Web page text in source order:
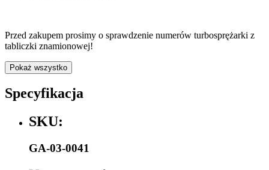
Przed zakupem prosimy o sprawdzenie numerów turbosprężarki z
tabliczki znamionowej!
Pokaż wszystko
Specyfikacja
SKU:
GA-03-0041